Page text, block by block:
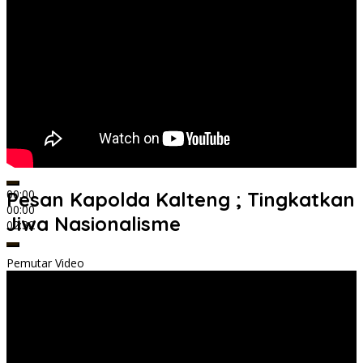
00:00
00:00
02:32
Pesan Kapolda Kalteng ; Tingkatkan
Jiwa Nasionalisme
Pemutar Video